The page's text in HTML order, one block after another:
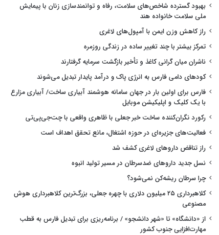
بهبود گسترده شاخص‌های سلامت، رفاه و توانمندسازی زنان با پیمایش
ملی سلامت خانواده هند
راز کاهش وزن ایمن با آمپول‌های لاغری
تمرکز بیشتر با چند تغییر ساده در زندگی روزمره
ناشران میان گرانی کاغذ و تأخیر بازگشت سرمایه گرفتارند
کودهای دامی فارس به انرژی پاک و درآمد پایدار تبدیل می‌شوند
فارس برای اولین بار در جهان سامانه هوشمند آبیاری ساخت/ آبیاری مزارع
با یک کلیک و اپلیکیشن موبایل
رکورد نگران‌کننده ساخت خبر جعلی با ظاهری واقعی با چت‌جی‌پی‌تی
فعالیت‌های جزیره‌ای در حوزه اشتغال، مانع تحقق اهداف است
راز تناقض داروهای لاغری کشف شد
نسل جدید داروهای ضدسرطان در مسیر تولید انبوه
چرا سرطان ریشه‌کن نمی‌شود؟
کلاهبرداری ۲۵ میلیون دلاری با چهره جعلی، بزرگ‌ترین کلاهبرداری هوش
مصنوعی
از «دانشگاه» تا «شهر دانشجو» / برنامه‌ریزی برای تبدیل فارس به قطب
مهارت‌افزایی جنوب کشور